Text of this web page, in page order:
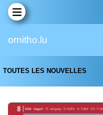
ornitho.lu
TOUTES LES NOUVELLES